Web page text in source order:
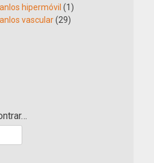
hipermóvil (1)
vascular(29)